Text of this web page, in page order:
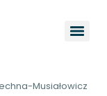
Musiałowicz